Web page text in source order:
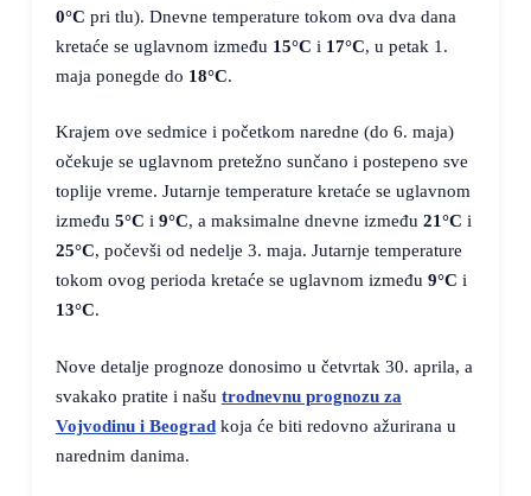
0°C pri tlu). Dnevne temperature tokom ova dva dana
kretaće se uglavnom između 15°C i 17°C, u petak 1.
maja ponegde do 18°C.
Krajem ove sedmice i početkom naredne (do 6. maja)
očekuje se uglavnom pretežno sunčano i postepeno sve
toplije vreme. Jutarnje temperature kretaće se uglavnom
između 5°C i 9°C, a maksimalne dnevne između 21°C i
25°C, počevši od nedelje 3. maja. Jutarnje temperature
tokom ovog perioda kretaće se uglavnom između 9°C i
13°C.
Nove detalje prognoze donosimo u četvrtak 30. aprila, a
svakako pratite i našu trodnevnu prognozu za
Vojvodinu i Beogradkoja će biti redovno ažurirana u
narednim danima.